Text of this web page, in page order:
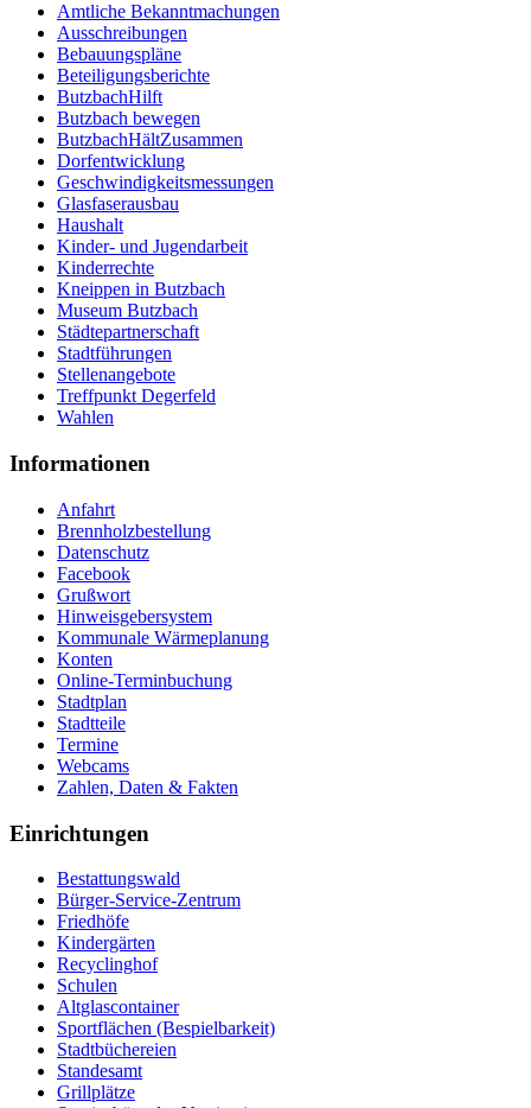
Amtliche Bekanntmachungen
Ausschreibungen
Bebauungspläne
Beteiligungsberichte
ButzbachHilft
Butzbach bewegen
ButzbachHältZusammen
Dorfentwicklung
Geschwindigkeitsmessungen
Glasfaserausbau
Haushalt
Kinder- und Jugendarbeit
Kinderrechte
Kneippen in Butzbach
Museum Butzbach
Städtepartnerschaft
Stadtführungen
Stellenangebote
Treffpunkt Degerfeld
Wahlen
Informationen
Anfahrt
Brennholzbestellung
Datenschutz
Facebook
Grußwort
Hinweisgebersystem
Kommunale Wärmeplanung
Konten
Online-Terminbuchung
Stadtplan
Stadtteile
Termine
Webcams
Zahlen, Daten & Fakten
Einrichtungen
Bestattungswald
Bürger-Service-Zentrum
Friedhöfe
Kindergärten
Recyclinghof
Schulen
Altglascontainer
Sportflächen (Bespielbarkeit)
Stadtbüchereien
Standesamt
Grillplätze